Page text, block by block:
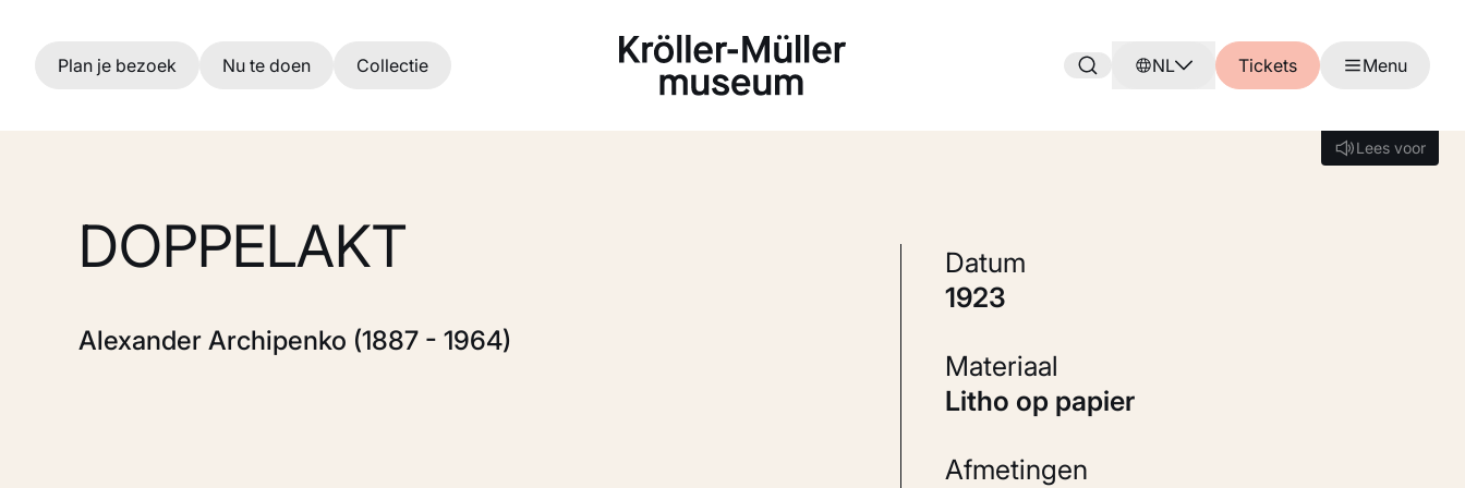
Ga naar hoofdinhoud
Plan je bezoek Nu te doen Collectie NL Tickets Menu
Lees voor
Lees voor
DOPPELAKT
Alexander Archipenko (1887 - 1964)
Datum
1923
Materiaal
Litho op papier
Afmetingen